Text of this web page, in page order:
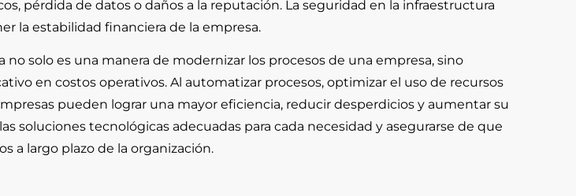
pérdida de datos o daños a la reputación. La seguridad en la infraestructura
la estabilidad financiera de la empresa.
solo es una manera de modernizar los procesos de una empresa, sino
en costos operativos. Al automatizar procesos, optimizar el uso de recursos
pueden lograr una mayor eficiencia, reducir desperdicios y aumentar su
soluciones tecnológicas adecuadas para cada necesidad y asegurarse de que
a largo plazo de la organización.